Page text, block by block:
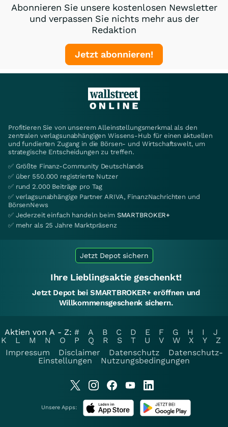
Abonnieren Sie unsere kostenlosen Newsletter
und verpassen Sie nichts mehr aus der
Redaktion
Jetzt abonnieren!
Profitieren Sie von unserem Alleinstellungsmerkmal als den
zentralen verlagsunabhängigen Wissens-Hub für einen aktuellen
und fundierten Zugang in die Börsen- und Wirtschaftswelt, um
strategische Entscheidungen zu treffen.
✅ Größte Finanz-Community Deutschlands
✅ über 550.000 registrierte Nutzer
✅ rund 2.000 Beiträge pro Tag
✅ verlagsunabhängige Partner ARIVA, FinanzNachrichten und
BörsenNews
✅ Jederzeit einfach handeln beim SMARTBROKER+
✅ mehr als 25 Jahre Marktpräsenz
Jetzt Depot sichern
Ihre Lieblingsaktie geschenkt!
Jetzt Depot bei SMARTBROKER+ eröffnen und
Willkommensgeschenk sichern.
Aktien von A - Z: # A B C D E F G H I
J
K
L M N O P Q R S T U V W X Y
Z
Impressum
Disclaimer Datenschutz
Datenschutz-
Einstellungen
Nutzungsbedingungen
Unsere Apps: